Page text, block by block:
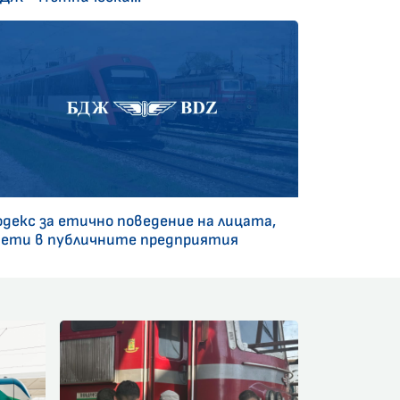
за етично поведение на лицата,
в публичните предприятия